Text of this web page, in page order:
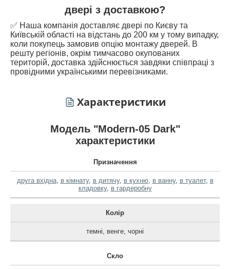
двері з доставкою?
✅ Наша компанія доставляє двері по Києву та
Київській області на відстань до 200 км у тому випадку,
коли покупець замовив опцію монтажу дверей. В
решту регіонів, окрім тимчасово окупованих
територій, доставка здійснюється завдяки співпраці з
провідними українськими перевізниками.
Характеристики
Модель "Modern-05 Dark"
характеристики
Призначення
друга вхідна, в кімнату, в дитячу, в кухню, в ванну, в туалет, в
кладовку, в гардеробну
Колір
темні, венге, чорні
Скло